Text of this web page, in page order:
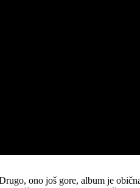
ono još gore, album je